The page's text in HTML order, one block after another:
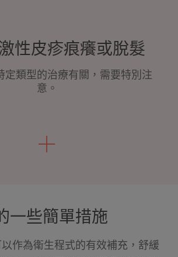
性皮疹痕癢或脫髮
定類型的治療有關，需要特別注
意。
一些簡單措施
作為衛生程式的有效補充，舒緩